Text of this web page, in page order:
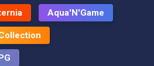
Aqua'N'Game